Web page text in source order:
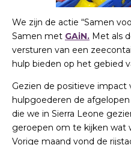
We zijn de actie “Samen
Samen met GAiN. Met als
versturen van een
hulp bieden op het gebied
Gezien de positieve impact
hulpgoederen de
die we in Sierra Leone
geroepen om te kijken wat
Vorige maand vond de